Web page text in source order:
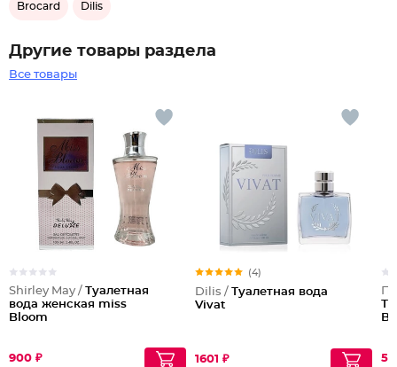
Brocard Dilis
Другие товары раздела
Все товары
Shirley May / Туалетная
вода женская miss
Bloom
900 ₽
(4)
Dilis / Туалетная вода
Vivat
1601 ₽